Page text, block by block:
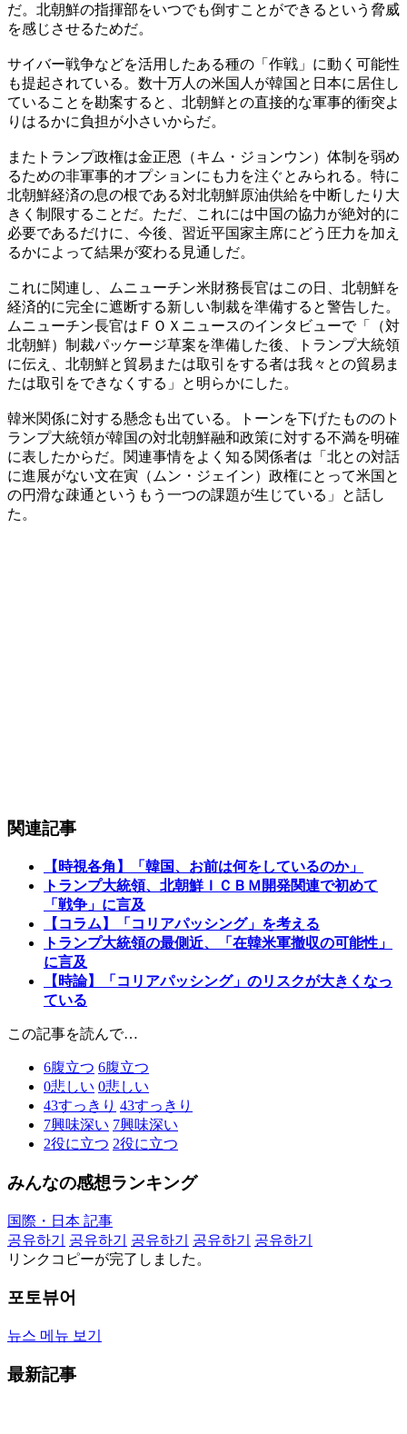
だ。北朝鮮の指揮部をいつでも倒すことができるという脅威
を感じさせるためだ。
サイバー戦争などを活用したある種の「作戦」に動く可能性
も提起されている。数十万人の米国人が韓国と日本に居住し
ていることを勘案すると、北朝鮮との直接的な軍事的衝突よ
りはるかに負担が小さいからだ。
またトランプ政権は金正恩（キム・ジョンウン）体制を弱め
るための非軍事的オプションにも力を注ぐとみられる。特に
北朝鮮経済の息の根である対北朝鮮原油供給を中断したり大
きく制限することだ。ただ、これには中国の協力が絶対的に
必要であるだけに、今後、習近平国家主席にどう圧力を加え
るかによって結果が変わる見通しだ。
これに関連し、ムニューチン米財務長官はこの日、北朝鮮を
経済的に完全に遮断する新しい制裁を準備すると警告した。
ムニューチン長官はＦＯＸニュースのインタビューで「（対
北朝鮮）制裁パッケージ草案を準備した後、トランプ大統領
に伝え、北朝鮮と貿易または取引をする者は我々との貿易ま
たは取引をできなくする」と明らかにした。
韓米関係に対する懸念も出ている。トーンを下げたもののト
ランプ大統領が韓国の対北朝鮮融和政策に対する不満を明確
に表したからだ。関連事情をよく知る関係者は「北との対話
に進展がない文在寅（ムン・ジェイン）政権にとって米国と
の円滑な疎通というもう一つの課題が生じている」と話し
た。
関連記事
【時視各角】「韓国、お前は何をしているのか」
トランプ大統領、北朝鮮ＩＣＢＭ開発関連で初めて
「戦争」に言及
【コラム】「コリアパッシング」を考える
トランプ大統領の最側近、「在韓米軍撤収の可能性」
に言及
【時論】「コリアパッシング」のリスクが大きくなっ
ている
この記事を読んで…
6腹立つ 6腹立つ
0悲しい 0悲しい
43すっきり 43すっきり
7興味深い 7興味深い
2役に立つ 2役に立つ
みんなの感想ランキング
国際・日本 記事
공유하기
공유하기 공유하기 공유하기
공유하기
リンクコピーが完了しました。
포토뷰어
뉴스 메뉴 보기
最新記事